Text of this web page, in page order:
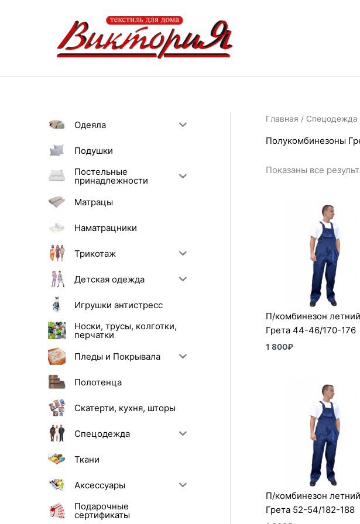
Одеяла
Подушки
Постельные
принадлежности
Матрацы
Наматрацники
Трикотаж
Детская одежда
Игрушки антистресс
Носки, трусы, колготки,
перчатки
Пледы и Покрывала
Полотенца
Скатерти, кухня, шторы
Спецодежда
Ткани
Аксессуары
Подарочные
сертификаты
Главная / Спецодежда
Полукомбинезоны
Показаны все
П/комбинезон
Грета 44-46/170-176
1 800₽
П/комбинезон
Грета 52-54/182-188